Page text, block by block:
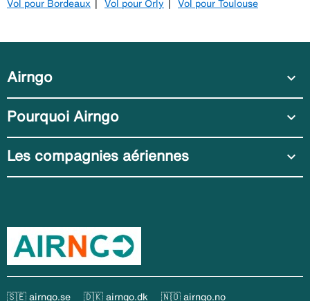
Vol pour Bordeaux
Vol pour Orly Vol pour Toulouse
Airngo expand_more
Pourquoi Airngo expand_more
Les compagnies aériennes expand_more
🇸🇪 airngo.se 🇩🇰 airngo.dk 🇳🇴 airngo.no